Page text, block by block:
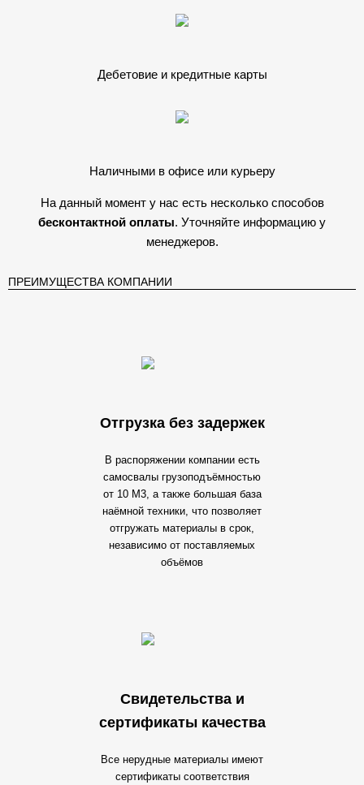
Дебетовие и кредитные карты
Наличными в офисе или курьеру
На данный момент у нас есть несколько способов
бесконтактной оплаты. Уточняйте информацию у
менеджеров.
ПРЕИМУЩЕСТВА КОМПАНИИ
Отгрузка без задержек
В распоряжении компании есть
самосвалы грузоподъёмностью
от 10 М3, а также большая база
наёмной техники, что позволяет
отгружать материалы в срок,
независимо от поставляемых
объёмов
Свидетельства и
сертификаты качества
Все нерудные материалы имеют
сертификаты соответствия